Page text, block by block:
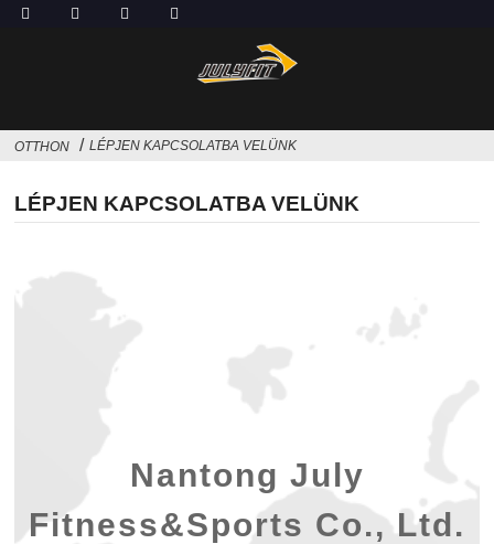
OTTHON LÉPJEN KAPCSOLATBA VELÜNK
LÉPJEN KAPCSOLATBA VELÜNK
Nantong July
Fitness&Sports Co., Ltd.